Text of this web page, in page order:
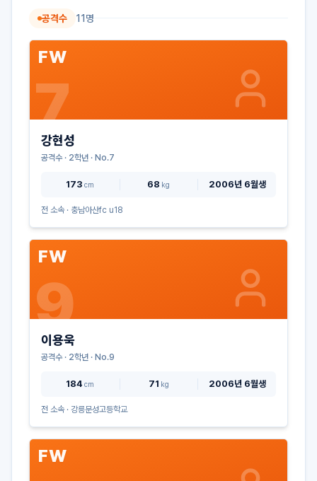
공격수 11 명
FW
7
강현성
공격수· 2학년 · No.7
173 cm 68 kg 2006년 6월생
전 소속 · 충남아산fc u18
FW
9
이용욱
공격수· 2학년 · No.9
184 cm 71 kg 2006년 6월생
전 소속 · 강릉문성고등학교
FW